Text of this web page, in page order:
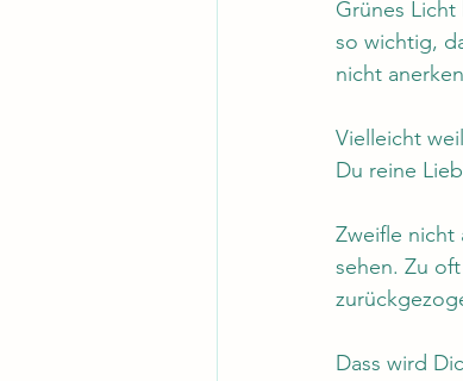
Grünes
so wichtig,
nicht
Vielleicht
Du reine
Zweifle nicht
sehen. Zu
Dass wird